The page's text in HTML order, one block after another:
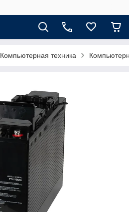
Компьютерная техника